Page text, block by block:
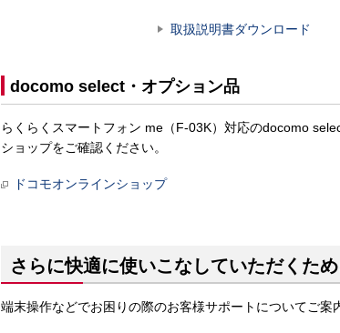
取扱説明書ダウンロード
docomo select・オプション品
らくらくスマートフォン me（F-03K）対応のdocomo
ショップをご確認ください。
ドコモオンラインショップ
さらに快適に使いこなしていただくた
端末操作などでお困りの際のお客様サポートについてご案